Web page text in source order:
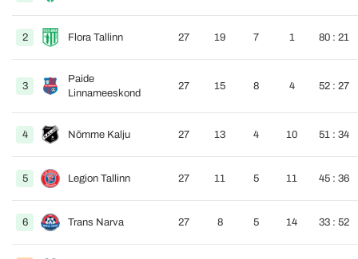
2 Flora Tallinn 27 19 7 1 80 : 21
3
Paide
Linnameeskond
27 15 8 4 52 : 27
4 Nõmme Kalju 27 13 4 10 51 : 34
5 Legion Tallinn 27 11 5 11 45 : 36
6 Trans Narva 27 8 5 14 33 : 52